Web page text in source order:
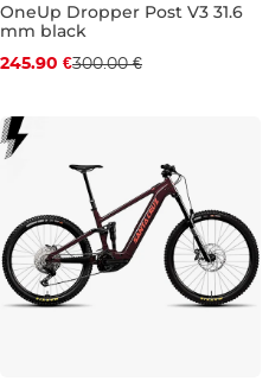
Bestseller
Zľava -18 %
90 mm
OneUp Dropper Post V3 31.6
mm black
245.90 €300.00 €